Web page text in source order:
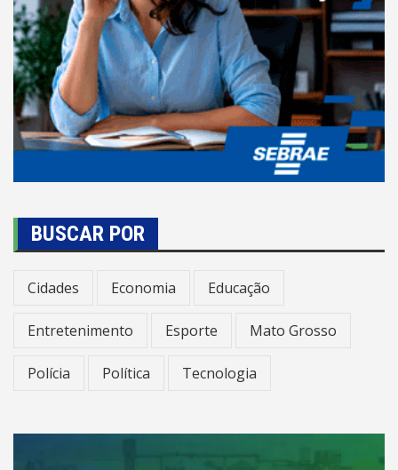
BUSCAR POR
Cidades Economia Educação
Entretenimento Esporte Mato Grosso
Polícia Política Tecnologia